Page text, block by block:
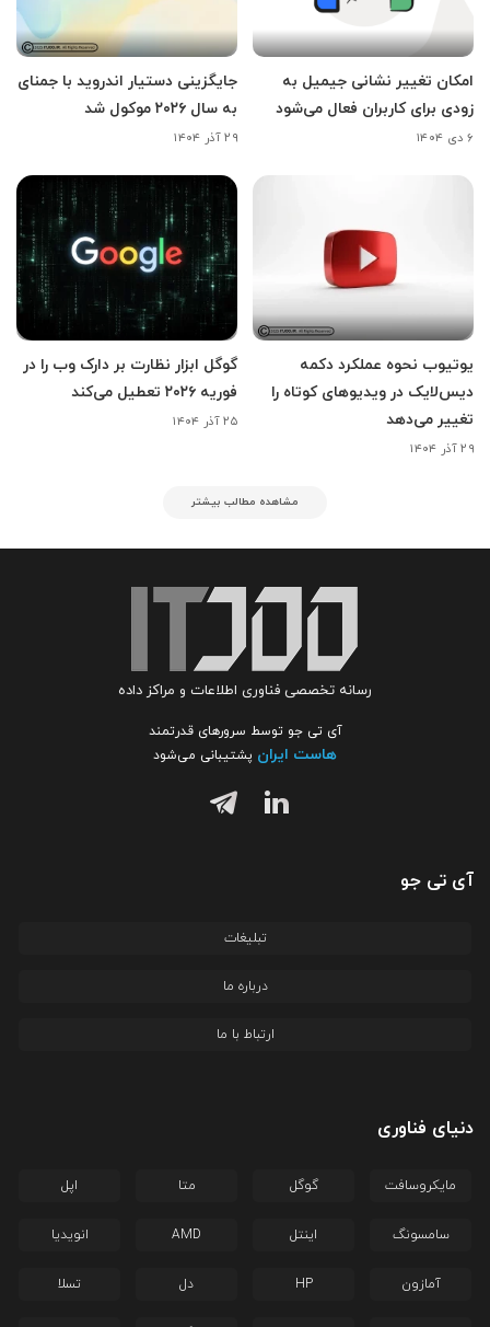
امکان تغییر نشانی جیمیل به
زودی برای کاربران فعال می‌شود
۶ دی ۱۴۰۴
جایگزینی دستیار اندروید با جمنای
به سال ۲۰۲۶ موکول شد
۲۹ آذر ۱۴۰۴
یوتیوب نحوه عملکرد دکمه
دیس‌لایک در ویدیوهای کوتاه را
تغییر می‌دهد
۲۹ آذر ۱۴۰۴
گوگل ابزار نظارت بر دارک وب را در
فوریه ۲۰۲۶ تعطیل می‌کند
۲۵ آذر ۱۴۰۴
مشاهده مطالب بیشتر
رسانه تخصصی فناوری اطلاعات و مراکز داده
آی تی جو توسط سرورهای قدرتمند
هاست ایران پشتیبانی می‌شود
آی تی جو
تبلیغات
درباره ما
ارتباط با ما
دنیای فناوری
مایکروسافت گوگل متا اپل
سامسونگ اینتل AMD انویدیا
آمازون HP دل تسلا